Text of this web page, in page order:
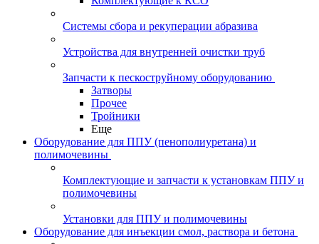
Системы сбора и рекуперации абразива
Устройства для внутренней очистки труб
Запчасти к пескоструйному оборудованию
Затворы
Прочее
Тройники
Еще
Оборудование для ППУ (пенополиуретана) и
полимочевины
Комплектующие и запчасти к установкам ППУ и
полимочевины
Установки для ППУ и полимочевины
Оборудование для инъекции смол, раствора и бетона